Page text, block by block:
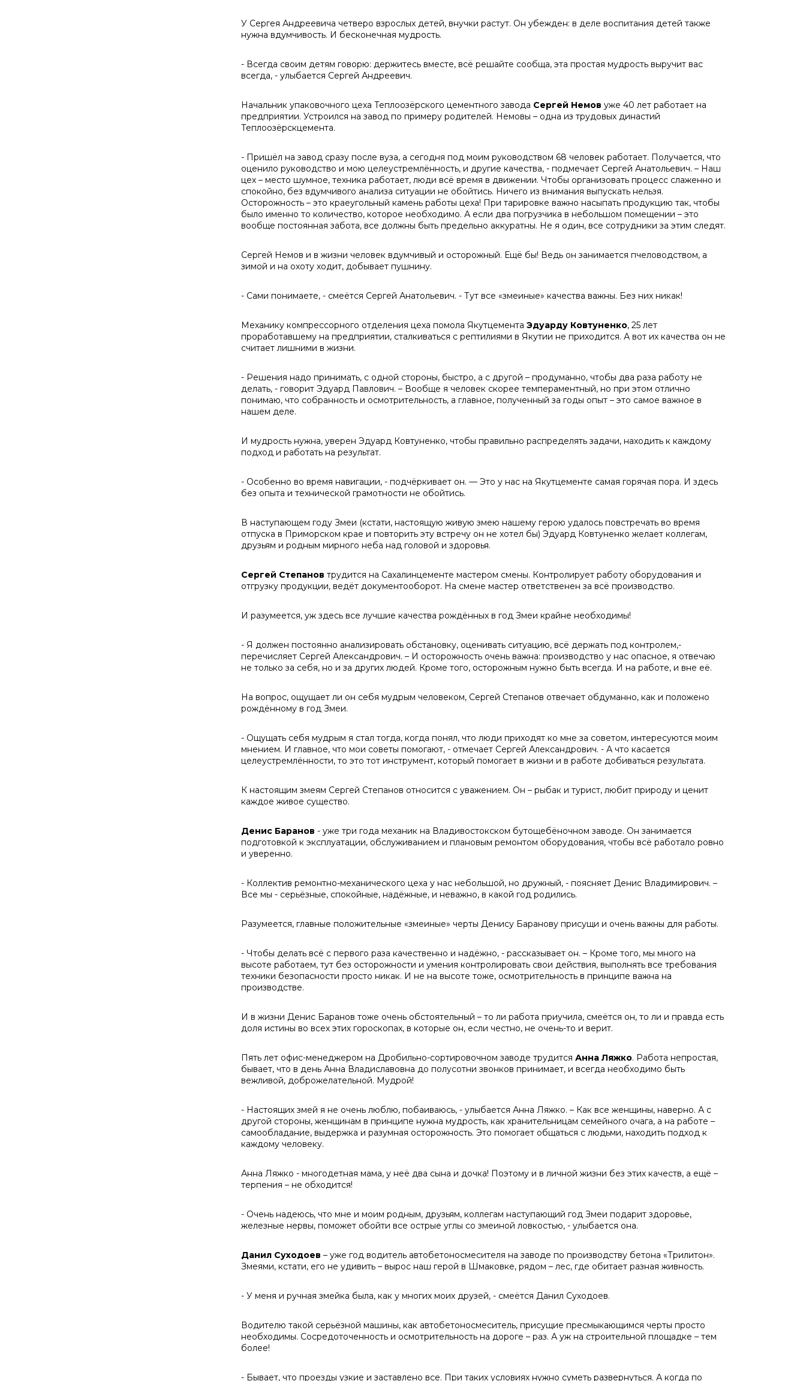
У Сергея Андреевича четверо взрослых детей, внучки растут. Он убежден: в деле воспитания детей также
нужна вдумчивость. И бесконечная мудрость.
- Всегда своим детям говорю: держитесь вместе, всё решайте сообща, эта простая мудрость выручит вас
всегда, - улыбается Сергей Андреевич.
Начальник упаковочного цеха Теплоозёрского цементного завода Сергей Немов уже 40 лет работает на
предприятии. Устроился на завод по примеру родителей. Немовы – одна из трудовых династий
Теплоозёрскцемента.
- Пришёл на завод сразу после вуза, а сегодня под моим руководством 68 человек работает. Получается, что
оценило руководство и мою целеустремлённость, и другие качества, - подмечает Сергей Анатольевич. – Наш
цех – место шумное, техника работает, люди всё время в движении. Чтобы организовать процесс слаженно и
спокойно, без вдумчивого анализа ситуации не обойтись. Ничего из внимания выпускать нельзя.
Осторожность – это краеугольный камень работы цеха! При тарировке важно насыпать продукцию так, чтобы
было именно то количество, которое необходимо. А если два погрузчика в небольшом помещении – это
вообще постоянная забота, все должны быть предельно аккуратны. Не я один, все сотрудники за этим следят.
Сергей Немов и в жизни человек вдумчивый и осторожный. Ещё бы! Ведь он занимается пчеловодством, а
зимой и на охоту ходит, добывает пушнину.
- Сами понимаете, - смеётся Сергей Анатольевич. - Тут все «змеиные» качества важны. Без них никак!
Механику компрессорного отделения цеха помола Якутцемента Эдуарду Ковтуненко, 25 лет
проработавшему на предприятии, сталкиваться с рептилиями в Якутии не приходится. А вот их качества он не
считает лишними в жизни.
- Решения надо принимать, с одной стороны, быстро, а с другой – продуманно, чтобы два раза работу не
делать, - говорит Эдуард Павлович. – Вообще я человек скорее темпераментный, но при этом отлично
понимаю, что собранность и осмотрительность, а главное, полученный за годы опыт – это самое важное в
нашем деле.
И мудрость нужна, уверен Эдуард Ковтуненко, чтобы правильно распределять задачи, находить к каждому
подход и работать на результат.
- Особенно во время навигации, - подчёркивает он. — Это у нас на Якутцементе самая горячая пора. И здесь
без опыта и технической грамотности не обойтись.
В наступающем году Змеи (кстати, настоящую живую змею нашему герою удалось повстречать во время
отпуска в Приморском крае и повторить эту встречу он не хотел бы) Эдуард Ковтуненко желает коллегам,
друзьям и родным мирного неба над головой и здоровья.
Сергей Степанов трудится на Сахалинцементе мастером смены. Контролирует работу оборудования и
отгрузку продукции, ведёт документооборот. На смене мастер ответственен за всё производство.
И разумеется, уж здесь все лучшие качества рождённых в год Змеи крайне необходимы!
- Я должен постоянно анализировать обстановку, оценивать ситуацию, всё держать под контролем,-
перечисляет Сергей Александрович. – И осторожность очень важна: производство у нас опасное, я отвечаю
не только за себя, но и за других людей. Кроме того, осторожным нужно быть всегда. И на работе, и вне её.
На вопрос, ощущает ли он себя мудрым человеком, Сергей Степанов отвечает обдуманно, как и положено
рождённому в год Змеи.
- Ощущать себя мудрым я стал тогда, когда понял, что люди приходят ко мне за советом, интересуются моим
мнением. И главное, что мои советы помогают, - отмечает Сергей Александрович. - А что касается
целеустремлённости, то это тот инструмент, который помогает в жизни и в работе добиваться результата.
К настоящим змеям Сергей Степанов относится с уважением. Он – рыбак и турист, любит природу и ценит
каждое живое существо.
Денис Баранов - уже три года механик на Владивостокском бутощебёночном заводе. Он занимается
подготовкой к эксплуатации, обслуживанием и плановым ремонтом оборудования, чтобы всё работало ровно
и уверенно.
- Коллектив ремонтно-механического цеха у нас небольшой, но дружный, - поясняет Денис Владимирович. –
Все мы - серьёзные, спокойные, надёжные, и неважно, в какой год родились.
Разумеется, главные положительные «змеиные» черты Денису Баранову присущи и очень важны для работы.
- Чтобы делать всё с первого раза качественно и надёжно, - рассказывает он. – Кроме того, мы много на
высоте работаем, тут без осторожности и умения контролировать свои действия, выполнять все требования
техники безопасности просто никак. И не на высоте тоже, осмотрительность в принципе важна на
производстве.
И в жизни Денис Баранов тоже очень обстоятельный – то ли работа приучила, смеётся он, то ли и правда есть
доля истины во всех этих гороскопах, в которые он, если честно, не очень-то и верит.
Пять лет офис-менеджером на Дробильно-сортировочном заводе трудится Анна Ляжко. Работа непростая,
бывает, что в день Анна Владиславовна до полусотни звонков принимает, и всегда необходимо быть
вежливой, доброжелательной. Мудрой!
- Настоящих змей я не очень люблю, побаиваюсь, - улыбается Анна Ляжко. – Как все женщины, наверно. А с
другой стороны, женщинам в принципе нужна мудрость, как хранительницам семейного очага, а на работе –
самообладание, выдержка и разумная осторожность. Это помогает общаться с людьми, находить подход к
каждому человеку.
Анна Ляжко - многодетная мама, у неё два сына и дочка! Поэтому и в личной жизни без этих качеств, а ещё –
терпения – не обходится!
- Очень надеюсь, что мне и моим родным, друзьям, коллегам наступающий год Змеи подарит здоровье,
железные нервы, поможет обойти все острые углы со змеиной ловкостью, - улыбается она.
Данил Суходоев – уже год водитель автобетоносмесителя на заводе по производству бетона «Трилитон».
Змеями, кстати, его не удивить – вырос наш герой в Шмаковке, рядом – лес, где обитает разная живность.
- У меня и ручная змейка была, как у многих моих друзей, - смеётся Данил Суходоев.
Водителю такой серьёзной машины, как автобетоносмеситель, присущие пресмыкающимся черты просто
необходимы. Сосредоточенность и осмотрительность на дороге – раз. А уж на строительной площадке – тем
более!
- Бывает, что проезды узкие и заставлено все. При таких условиях нужно суметь развернуться. А когда по